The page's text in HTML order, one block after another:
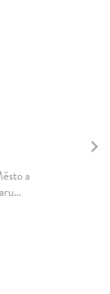
a